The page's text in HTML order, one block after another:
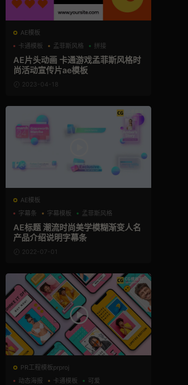
AE模板
卡通模板
孟菲斯风格 拼接
AE片头动画 卡通游戏孟菲斯风格时
尚活动宣传片ae模板
2023-04-18
AE模板
字幕条
字幕模板 孟菲斯风格
AE标题 潮流时尚美学模糊渐变人名
产品介绍说明字幕条
2022-07-01
PR工程模板prproj
动态海报
卡通模板 可爱